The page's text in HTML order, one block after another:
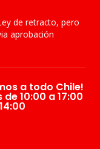
de retracto, pero
aprobación
a todo Chile!
10:00 a 17:00